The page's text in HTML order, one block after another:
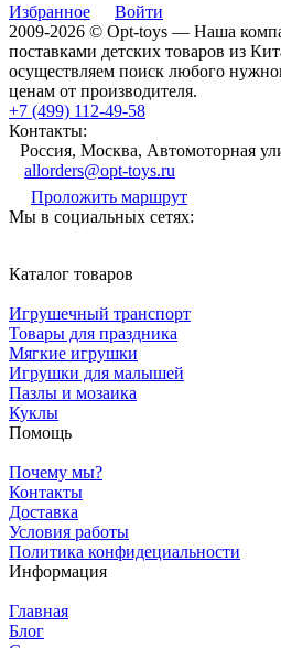
Избранное
Войти
2009-2026 © Opt-toys — Наша
поставками детских товаров из
осуществляем поиск любого
ценам от производителя.
+7 (499) 112-49-58
Контакты:
Россия, Москва, Автомоторная
allorders@opt-toys.ru
Проложить маршрут
Мы в социальных сетях:
Каталог товаров
Игрушечный транспорт
Товары для праздника
Мягкие игрушки
Игрушки для малышей
Пазлы и мозаика
Куклы
Помощь
Почему мы?
Контакты
Доставка
Условия работы
Политика конфидециальности
Информация
Главная
Блог